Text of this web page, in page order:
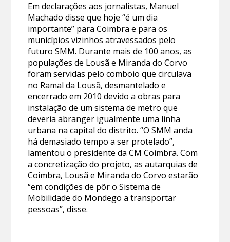
Em declarações aos jornalistas, Manuel
Machado disse que hoje “é um dia
importante” para Coimbra e para os
municípios vizinhos atravessados pelo
futuro SMM. Durante mais de 100 anos, as
populações de Lousã e Miranda do Corvo
foram servidas pelo comboio que circulava
no Ramal da Lousã, desmantelado e
encerrado em 2010 devido a obras para
instalação de um sistema de metro que
deveria abranger igualmente uma linha
urbana na capital do distrito. “O SMM anda
há demasiado tempo a ser protelado”,
lamentou o presidente da CM Coimbra. Com
a concretização do projeto, as autarquias de
Coimbra, Lousã e Miranda do Corvo estarão
“em condições de pôr o Sistema de
Mobilidade do Mondego a transportar
pessoas”, disse.